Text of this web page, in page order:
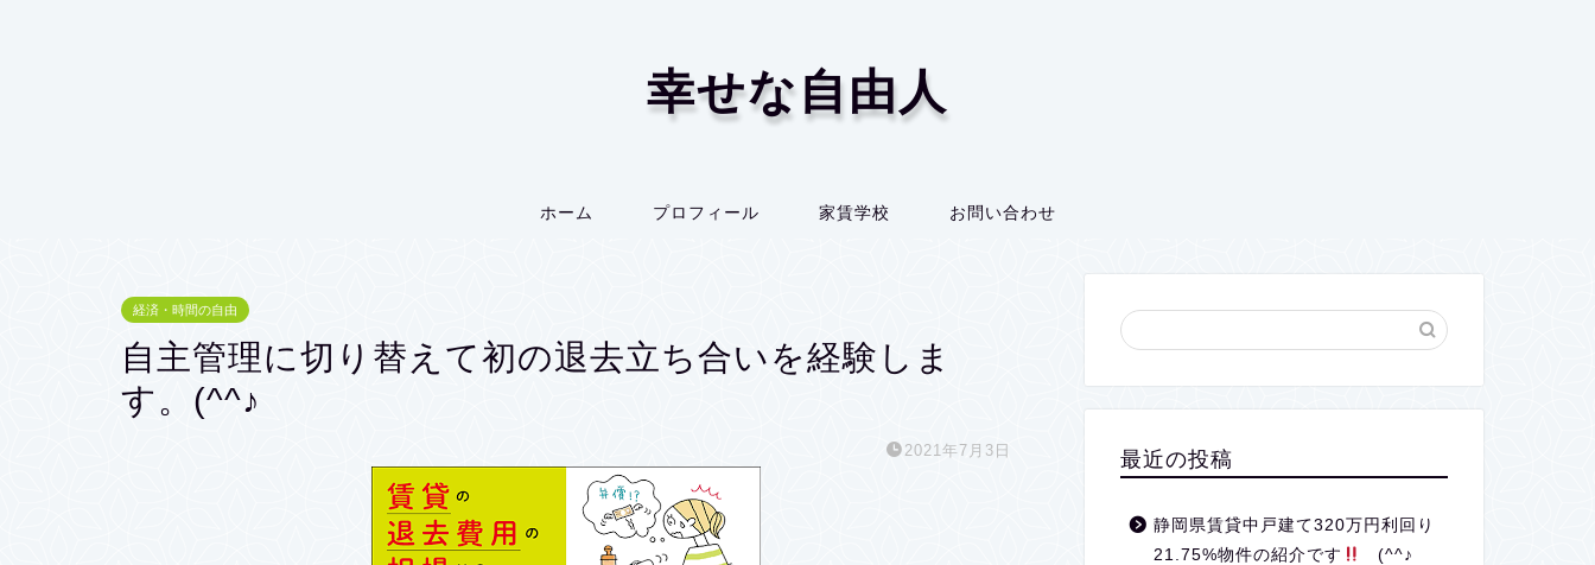
幸せな自由人
ホーム プロフィール 家賃学校 お問い合わせ
経済・時間の自由
自主管理に切り替えて初の退去立ち合いを経験しま
す。(^^♪
2021年7月3日 最近の投稿
静岡県賃貸中戸建て320万円利回り
21.75%物件の紹介です
(^^♪